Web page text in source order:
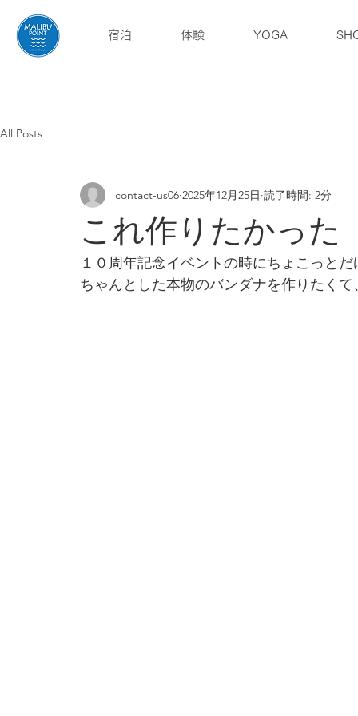
宿泊 体験 YOGA
All Posts
これ作りたかった
contact-us06 2025年12月25日 読了時間: 2分
１０周年記念イベントの時にちょこっと
ちゃんとした本物のバンダナを作りたく